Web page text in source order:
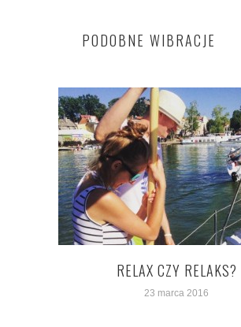
PODOBNE WIBRACJE
RELAX CZY RELAKS?
23 marca 2016